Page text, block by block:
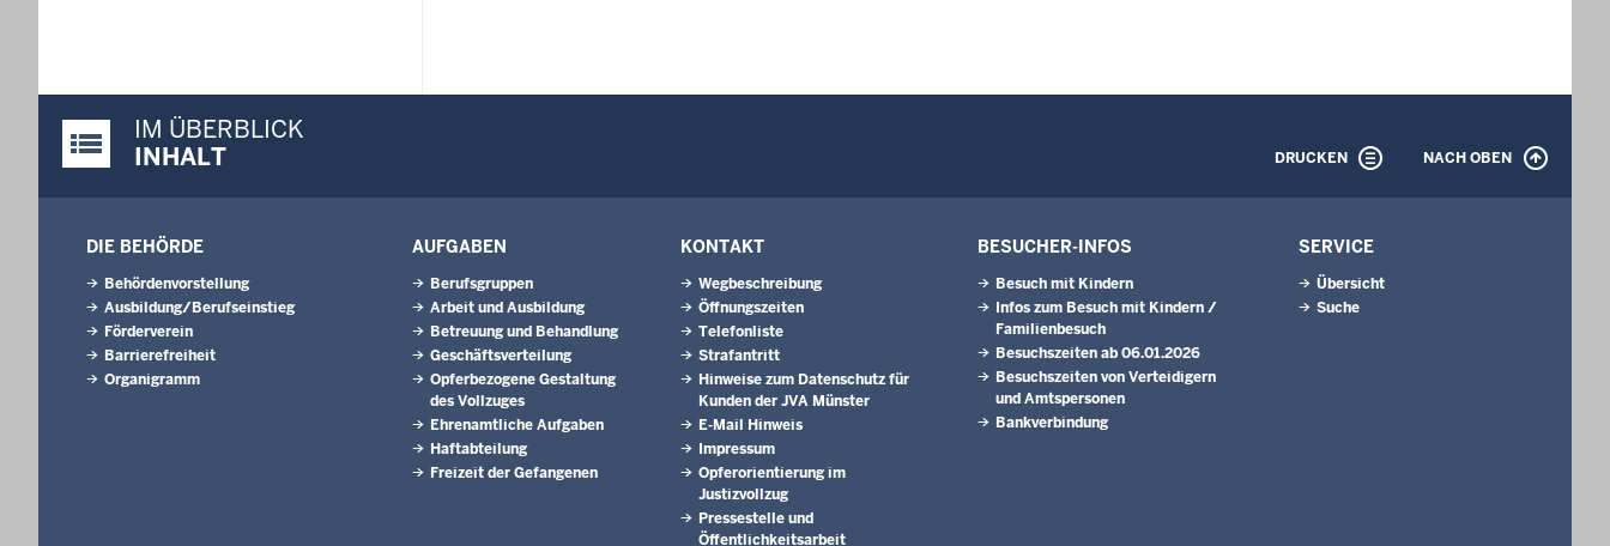
Justiz-Portal im Überblick:
IM ÜBERBLICK
INHALT
DRUCKEN NACH OBEN
DIE BEHÖRDE
Behördenvorstellung
Ausbildung/Berufseinstieg
Förderverein
Barrierefreiheit
Organigramm
AUFGABEN
Berufsgruppen
Arbeit und Ausbildung
Betreuung und Behandlung
Geschäftsverteilung
Opferbezogene Gestaltung
des Vollzuges
Ehrenamtliche Aufgaben
Haftabteilung
Freizeit der Gefangenen
KONTAKT
Wegbeschreibung
Öffnungszeiten
Telefonliste
Strafantritt
Hinweise zum Datenschutz für
Kunden der JVA Münster
E-Mail Hinweis
Impressum
Opferorientierung im
Justizvollzug
Pressestelle und
Öffentlichkeitsarbeit
BESUCHER-INFOS
Besuch mit Kindern
Infos zum Besuch mit Kindern /
Familienbesuch
Besuchszeiten ab 06.01.2026
Besuchszeiten von Verteidigern
und Amtspersonen
Bankverbindung
SERVICE
Übersicht
Suche